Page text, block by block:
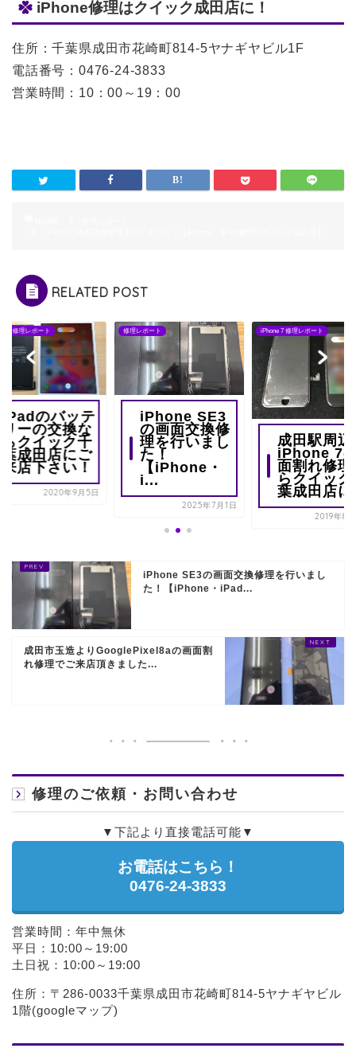
iPhone修理はクイック成田店に！
住所：千葉県成田市花崎町814-5ヤナギヤビル1F
電話番号：0476-24-3833
営業時間：10：00～19：00
RELATED POST
修理レポート
iPadのバッテ
リーの交換な
らクイック千
葉成田店にご
来店下さい！
2020年9月5日
修理レポート
iPhone SE3
の画面交換修
理を行いまし
た！
【iPhone・
i...
2025年7月1日
iPhone 7 修理レポート
成田駅周辺
iPhone 7
面割れ修理
らクイック
葉成田店
2019年8
iPhone SE3の画面交換修理を行いまし
た！【iPhone・iPad...
成田市玉造よりGooglePixel8aの画面割
れ修理でご来店頂きました...
修理のご依頼・お問い合わせ
▼下記より直接電話可能▼
お電話はこちら！
0476-24-3833
営業時間：年中無休
平日：10:00～19:00
土日祝：10:00～19:00
住所：〒286-0033千葉県成田市花崎町814-5ヤナギヤビル
1階(googleマップ)